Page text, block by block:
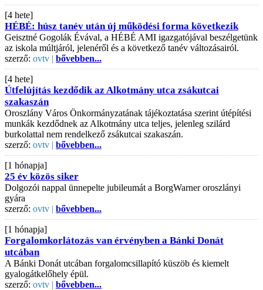
[4 hete]
HÉBÉ: húsz tanév után új működési forma következik
Geisztné Gogolák Évával, a HÉBÉ AMI igazgatójával beszélgetünk
az iskola múltjáról, jelenéről és a következő tanév változásairól.
szerző: ovtv | bővebben...
[4 hete]
Útfelújítás kezdődik az Alkotmány utca zsákutcai
szakaszán
Oroszlány Város Önkormányzatának tájékoztatása szerint útépítési
munkák kezdődnek az Alkotmány utca teljes, jelenleg szilárd
burkolattal nem rendelkező zsákutcai szakaszán.
szerző: ovtv | bővebben...
[1 hónapja]
25 év közös siker
Dolgozói nappal ünnepelte jubileumát a BorgWarner oroszlányi
gyára
szerző: ovtv | bővebben...
[1 hónapja]
Forgalomkorlátozás van érvényben a Bánki Donát
utcában
A Bánki Donát utcában forgalomcsillapító küszöb és kiemelt
gyalogátkelőhely épül.
szerző: ovtv | bővebben...